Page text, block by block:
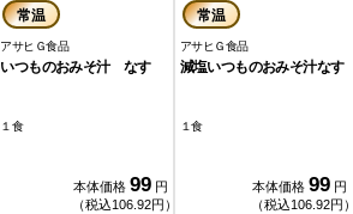
常温
アサヒＧ食品
いつものおみそ汁 なす
１食
本体価格 99 円
（税込106.92円）
常温
アサヒＧ食品
減塩いつものおみそ汁なす
１食
本体価格 99 円
（税込106.92円